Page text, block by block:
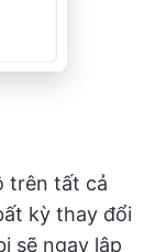
trên tất cả
kỳ thay đổi
sẽ ngay lập